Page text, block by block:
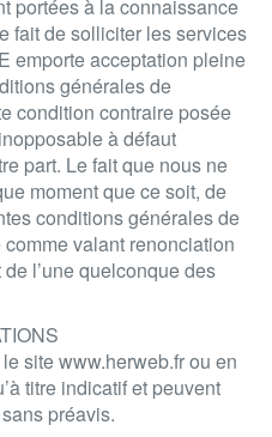
portées à la connaissance
fait de solliciter les services
emporte acceptation pleine
générales de
condition contraire posée
à défaut
part. Le fait que nous ne
moment que ce soit, de
conditions générales de
valant renonciation
l’une quelconque des
site www.herweb.fr ou en
titre indicatif et peuvent
préavis.